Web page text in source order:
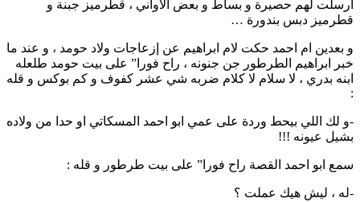
ارسلت لهم حصيرة و بساط و بعض الاواني ، قطرميز جبنة و
قطرميز دبس بندورة …
و بعدين ام احمد حكت لام ابراهيم عن إزعاجات ولاد حومد ، و عند ما
خبر ابراهيم الطرطور جن جنونه ، راح فورا” على بيت حومد طلعله
ابنه بدري ، لا سلام لا كلام ضربه شي عشر كفوف و كم بوكس و قله
:
-و لك اللي بيحط وردة على عمي ابو احمد المسكاتي او حدا من ولاده
بشيل عيونه !!!
سمع ابو احمد القصة راح فورا” على بيت طرطور و قله :
-له ، ليش هيك عملت ؟